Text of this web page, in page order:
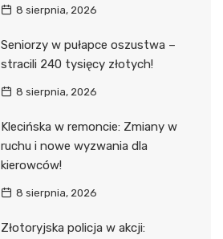
8 sierpnia, 2026
Seniorzy w pułapce oszustwa –
stracili 240 tysięcy złotych!
8 sierpnia, 2026
Klecińska w remoncie: Zmiany w
ruchu i nowe wyzwania dla
kierowców!
8 sierpnia, 2026
Złotoryjska policja w akcji: